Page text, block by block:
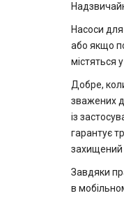
Насоси
або якщо
містяться
Добре,
зважених
із
гарантує
захищений
Завдяки
в